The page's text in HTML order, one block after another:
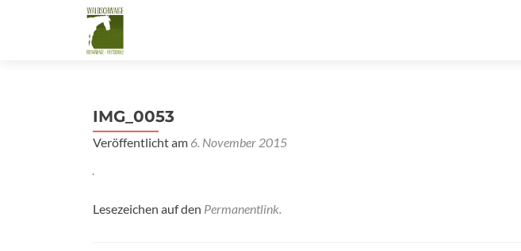
IMG_0053
Veröffentlicht am 6. November 2015
Lesezeichen auf den Permanentlink.